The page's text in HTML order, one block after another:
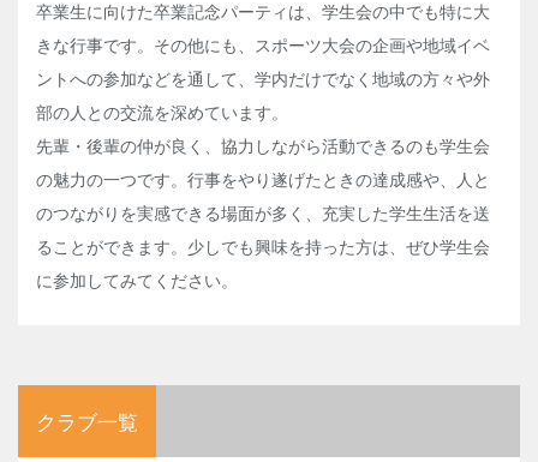
卒業生に向けた卒業記念パーティは、学生会の中でも特に大
きな行事です。その他にも、スポーツ大会の企画や地域イベ
ントへの参加などを通して、学内だけでなく地域の方々や外
部の人との交流を深めています。
先輩・後輩の仲が良く、協力しながら活動できるのも学生会
の魅力の一つです。行事をやり遂げたときの達成感や、人と
のつながりを実感できる場面が多く、充実した学生生活を送
ることができます。少しでも興味を持った方は、ぜひ学生会
に参加してみてください。
クラブ一覧